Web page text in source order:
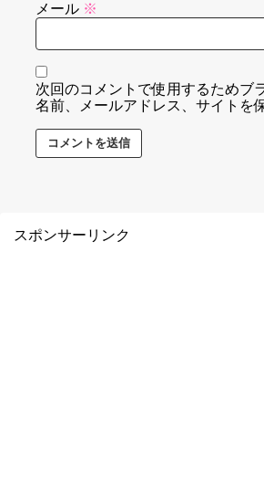
メール ※
次回のコメントで使用するためブ
名前、メールアドレス、サイトを
スポンサーリンク